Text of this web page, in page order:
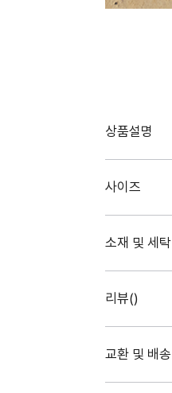
상품설명
사이즈
소재 및 세탁
리뷰()
교환 및 배송